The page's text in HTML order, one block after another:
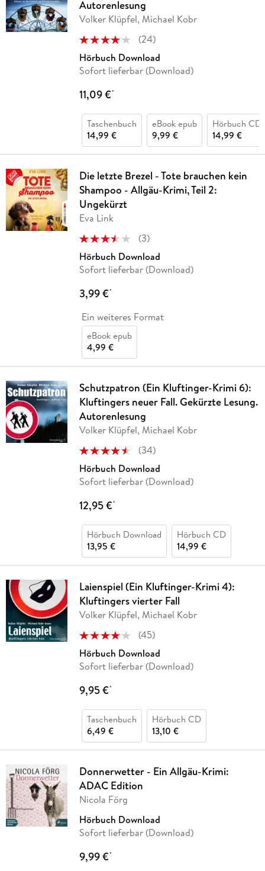
Autorenlesung
Volker Klüpfel, Michael Kobr
(24)
Hörbuch Download
Sofort lieferbar (Download)
11,09 €*
Taschenbuch
14,99 €
eBook epub
9,99 €
Hörbuch CD
14,99 €
Die letzte Brezel - Tote brauchen kein
Shampoo - Allgäu-Krimi, Teil 2:
Ungekürzt
Eva Link
(3)
Hörbuch Download
Sofort lieferbar (Download)
3,99 €*
Ein weiteres Format
eBook epub
4,99 €
Schutzpatron (Ein Kluftinger-Krimi 6):
Kluftingers neuer Fall. Gekürzte Lesung.
Autorenlesung
Volker Klüpfel, Michael Kobr
(34)
Hörbuch Download
Sofort lieferbar (Download)
12,95 €*
Hörbuch Download
13,95 €
Hörbuch CD
14,99 €
Laienspiel (Ein Kluftinger-Krimi 4):
Kluftingers vierter Fall
Volker Klüpfel, Michael Kobr
(45)
Hörbuch Download
Sofort lieferbar (Download)
9,95 €*
Taschenbuch
6,49 €
Hörbuch CD
13,10 €
Donnerwetter - Ein Allgäu-Krimi:
ADAC Edition
Nicola Förg
Hörbuch Download
Sofort lieferbar (Download)
9,99 €*